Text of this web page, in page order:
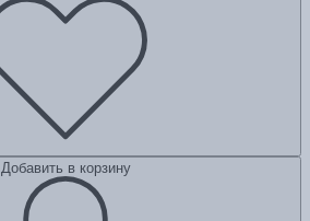
Добавить в корзину